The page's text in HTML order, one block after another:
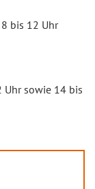
bis 12 Uhr
Uhr sowie 14 bis